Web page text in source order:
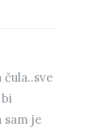
čula..sve
sam je